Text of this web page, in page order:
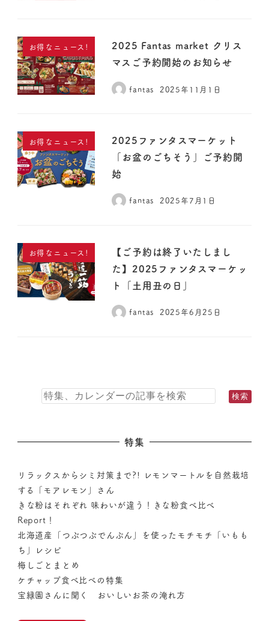
お得なニュース!
2025 Fantas market クリス
マスご予約開始のお知らせ
fantas 2025年11月1日
お得なニュース!
2025ファンタスマーケット
「お盆のごちそう」ご予約開
始
fantas 2025年7月1日
お得なニュース!
【ご予約は終了いたしまし
た】2025ファンタスマーケッ
ト「土用丑の日」
fantas 2025年6月25日
特集
リラックスからシミ対策まで?! レモンマートルを自然栽培
する「モアレモン」さん
きな粉はそれぞれ 味わいが違う！きな粉食べ比べ
Report！
北海道産「つぶつぶでんぷん」を使ったモチモチ「いもも
ち」レシピ
梅しごとまとめ
ケチャップ食べ比べの特集
宝緑園さんに聞く おいしいお茶の淹れ方